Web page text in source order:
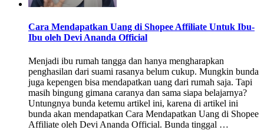
Cara Mendapatkan Uang di Shopee Affiliate Untuk Ibu-
Ibu oleh Devi Ananda Official
Menjadi ibu rumah tangga dan hanya mengharapkan
penghasilan dari suami rasanya belum cukup. Mungkin bunda
juga kepengen bisa mendapatkan uang dari rumah saja. Tapi
masih bingung gimana caranya dan sama siapa belajarnya?
Untungnya bunda ketemu artikel ini, karena di artikel ini
bunda akan mendapatkan Cara Mendapatkan Uang di Shopee
Affiliate oleh Devi Ananda Official. Bunda tinggal …